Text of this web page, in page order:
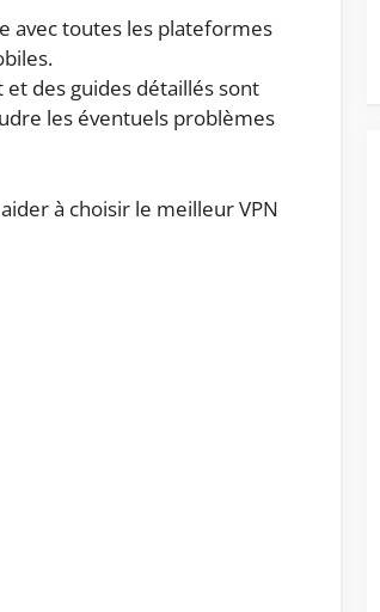
avec toutes les plateformes
et des guides détaillés sont
les éventuels problèmes
à choisir le meilleur VPN